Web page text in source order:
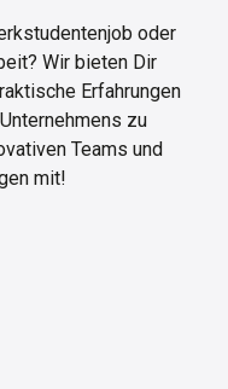
oder
Wir bieten Dir
Erfahrungen
zu
Teams und
mit!